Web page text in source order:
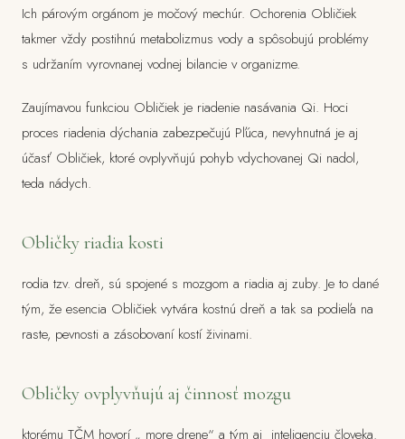
Ich párovým orgánom je močový mechúr. Ochorenia Obličiek
takmer vždy postihnú metabolizmus vody a spôsobujú problémy
s udržaním vyrovnanej vodnej bilancie v organizme.
Zaujímavou funkciou Obličiek je riadenie nasávania Qi. Hoci
proces riadenia dýchania zabezpečujú Pľúca, nevyhnutná je aj
účasť Obličiek, ktoré ovplyvňujú pohyb vdychovanej Qi nadol,
teda nádych.
Obličky riadia kosti
rodia tzv. dreň, sú spojené s mozgom a riadia aj zuby. Je to dané
tým, že esencia Obličiek vytvára kostnú dreň a tak sa podieľa na
raste, pevnosti a zásobovaní kostí živinami.
Obličky ovplyvňujú aj činnosť mozgu
ktorému TČM hovorí „ more drene“ a tým aj inteligenciu človeka.